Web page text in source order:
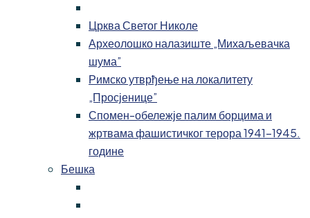
Црква Светог Николе
Археолошко налазиште „Михаљевачка
шума”
Римско утврђење на локалитету
„Просјенице”
Спомен-обележје палим борцима и
жртвама фашистичког терора 1941-1945.
године
Бешка